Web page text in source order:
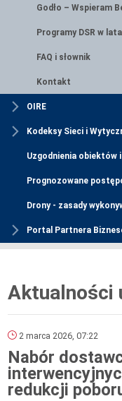
Godło – Wspieram
Programy DSR w
FAQ i słownik
Kontakt
OIRE
Kodeksy Sieci i
Uzgodnienia obiektów
Prognozowane
Drony - zasady
Portal Partnera
Aktualności
2 marca 2026, 07:22
Nabór
redukcji